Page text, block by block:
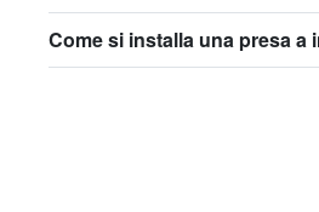
Come si installa una presa a